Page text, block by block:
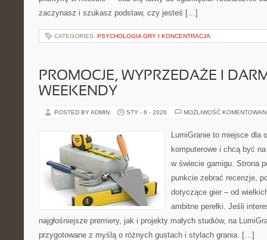
zaczynasz i szukasz podstaw, czy jesteś […]
CATEGORIES: PSYCHOLOGIA GRY I KONCENTRACJA
PROMOCJE, WYPRZEDAŻE I
WEEKENDY
POSTED BY ADMIN STY - 6 - 2026 MOŻLIWOŚĆ
LumiGranie to miejsce dla
komputerowe i chcą być
w świecie gamigu. Strona
punkcie zebrać recenzje,
dotyczące gier – od
ambitne perełki. Jeśli
najgłośniejsze premiery, jak i projekty małych studiów, na
przygotowane z myślą o różnych gustach i stylach grania. […]